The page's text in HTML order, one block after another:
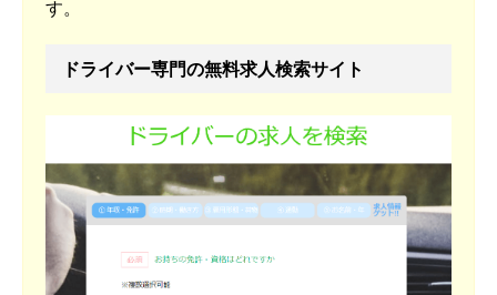
す。
ドライバー専門の無料求人検索サイト